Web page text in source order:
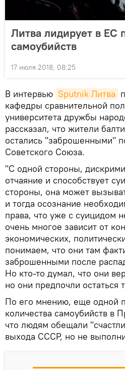
Литва лидирует в ЕС
самоубийств
17 июля 2018, 08:25
В интервью Sputnik Литва
кафедры сравнительной
университета дружбы
рассказал, что жители
остались "заброшенными"
Советского Союза.
"С одной стороны,
отчаяние и способствует
стороны, она может
и тогда осознание
права, что уже с суицидом
очень многое зависит от
экономических,
понимаем, что они там
заброшенными после
Но кто-то думал, что они
но они предпочли остаться
По его мнению, еще одной
количества самоубийств в
что людям обещали
выхода СССР, но не